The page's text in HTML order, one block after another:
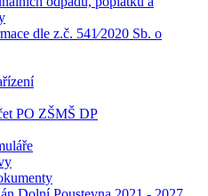
dle z.č. 541⁄2020 Sb. o
PO ZŠMŠ DP